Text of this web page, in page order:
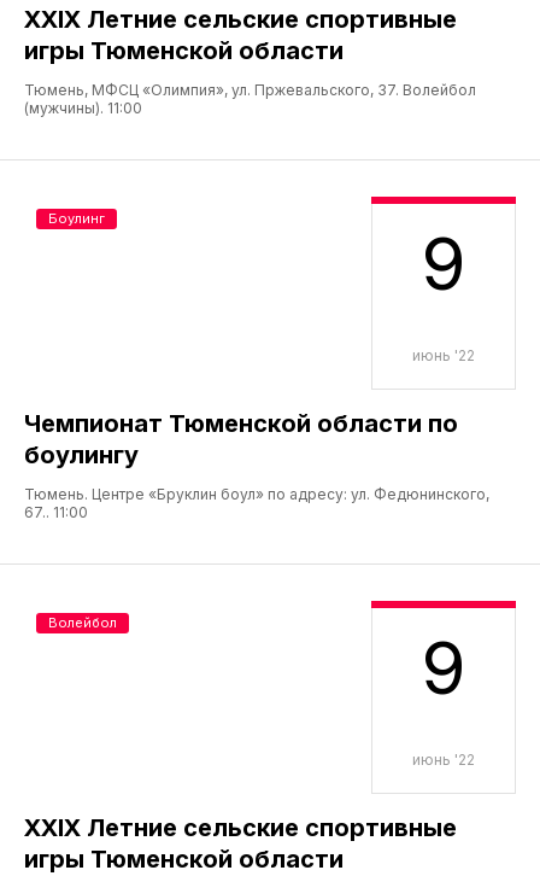
XXIX Летние сельские спортивные
игры Тюменской области
Тюмень, МФСЦ «Олимпия», ул. Пржевальского, 37. Волейбол
(мужчины). 11:00
9
июнь '22
Чемпионат Тюменской области по
боулингу
Тюмень. Центре «Бруклин боул» по адресу: ул. Федюнинского,
67.. 11:00
Боулинг
9
июнь '22
XXIX Летние сельские спортивные
игры Тюменской области
Волейбол